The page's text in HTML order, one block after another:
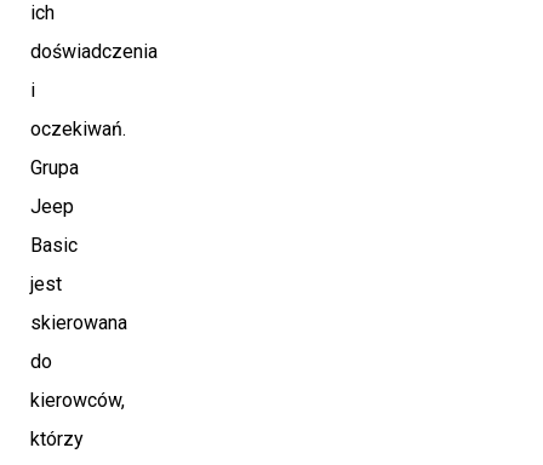
ich
doświadczenia
i
oczekiwań.
Grupa
Jeep
Basic
jest
skierowana
do
kierowców,
którzy